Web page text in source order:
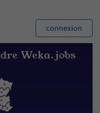
connexion
Weka.jobs